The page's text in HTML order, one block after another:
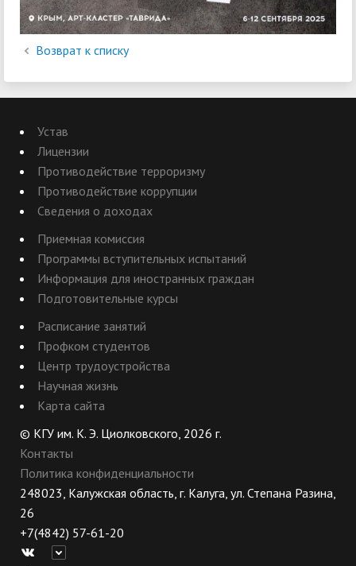
Возврат к списку
Устав
Лицензии
Противодействие терроризму
Противодействие коррупции
Сведения о доходах
Приемная комиссия
Программы вступительных испытаний
Информация для иностранных граждан
Подготовительные курсы
Расписание занятий
Профком студентов
Центр трудоустройства
Научная жизнь
Карта сайта
© КГУ им. К. Э. Циолковского, 2026 г.
Контакты
Политика конфиденциальности
248023, Калужская область, г. Калуга, ул. Степана Разина,
26
+7(4842) 57-61-20